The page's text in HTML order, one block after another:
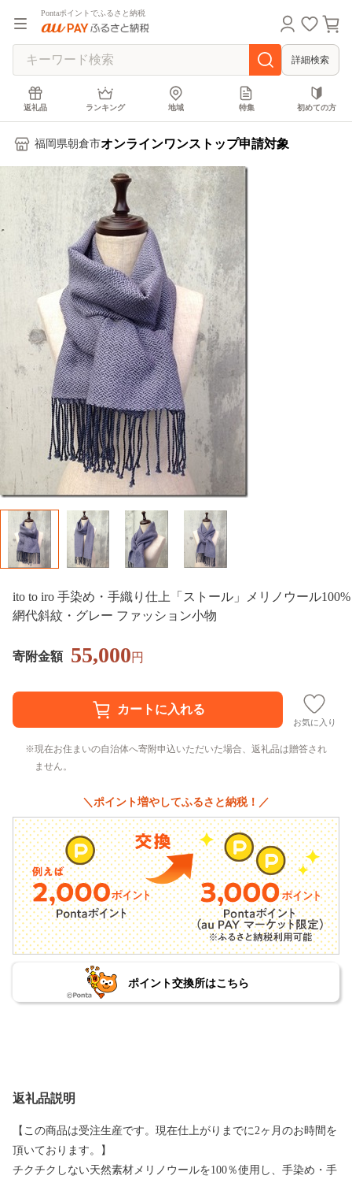
Pontaポイントでふるさと納税
詳細検索
返礼品 ランキング 地域 特集 初めての方
福岡県朝倉市オンラインワンストップ申請対象
ito to iro 手染め・手織り仕上「ストール」メリノウール100%
網代斜紋・グレー ファッション小物
寄附金額 55,000円
お気に入り
現在お住まいの自治体へ寄附申込いただいた場合、返礼品は贈答され
ません。
＼ポイント増やしてふるさと納税！／
ポイント交換所はこちら
返礼品説明
【この商品は受注生産です。現在仕上がりまでに2ヶ月のお時間を
頂いております。】
チクチクしない天然素材メリノウールを100％使用し、手染め・手